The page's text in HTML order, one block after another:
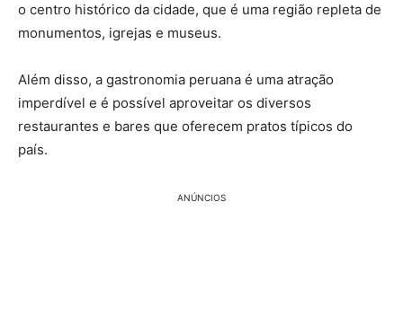
o centro histórico da cidade, que é uma região repleta de
monumentos, igrejas e museus.
Além disso, a gastronomia peruana é uma atração
imperdível e é possível aproveitar os diversos
restaurantes e bares que oferecem pratos típicos do
país.
ANÚNCIOS